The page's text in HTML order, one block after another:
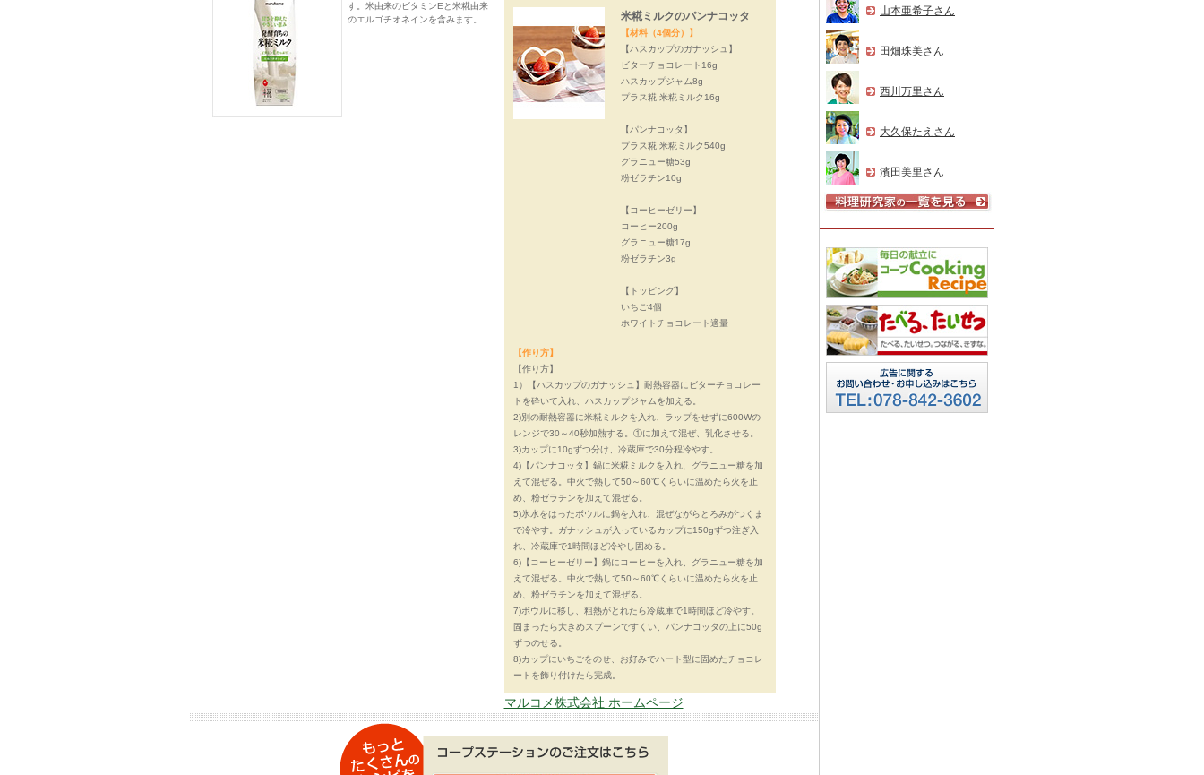
す。米由来のビタミンEと米糀由来
のエルゴチオネインを含みます。
米糀ミルクのパンナコッタ
【材料（4個分）】
【ハスカップのガナッシュ】
ビターチョコレート16g
ハスカップジャム8g
プラス糀 米糀ミルク16g
【パンナコッタ】
プラス糀 米糀ミルク540g
グラニュー糖53g
粉ゼラチン10g
【コーヒーゼリー】
コーヒー200g
グラニュー糖17g
粉ゼラチン3g
【トッピング】
いちご4個
ホワイトチョコレート適量
【作り方】
【作り方】
1）【ハスカップのガナッシュ】耐熱容器にビターチョコレー
トを砕いて入れ、ハスカップジャムを加える。
2)別の耐熱容器に米糀ミルクを入れ、ラップをせずに600Wの
レンジで30～40秒加熱する。①に加えて混ぜ、乳化させる。
3)カップに10gずつ分け、冷蔵庫で30分程冷やす。
4)【パンナコッタ】鍋に米糀ミルクを入れ、グラニュー糖を加
えて混ぜる。中火で熱して50～60℃くらいに温めたら火を止
め、粉ゼラチンを加えて混ぜる。
5)氷水をはったボウルに鍋を入れ、混ぜながらとろみがつくま
で冷やす。ガナッシュが入っているカップに150gずつ注ぎ入
れ、冷蔵庫で1時間ほど冷やし固める。
6)【コーヒーゼリー】鍋にコーヒーを入れ、グラニュー糖を加
えて混ぜる。中火で熱して50～60℃くらいに温めたら火を止
め、粉ゼラチンを加えて混ぜる。
7)ボウルに移し、粗熱がとれたら冷蔵庫で1時間ほど冷やす。
固まったら大きめスプーンですくい、パンナコッタの上に50g
ずつのせる。
8)カップにいちごをのせ、お好みでハート型に固めたチョコレ
ートを飾り付けたら完成。
マルコメ株式会社 ホームページ
山本亜希子さん
田畑珠美さん
西川万里さん
大久保たえさん
濱田美里さん